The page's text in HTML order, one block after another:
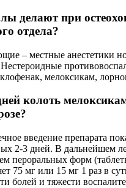
делают при
отдела?
– местные анестетики
мелоксикам,
колоть
введение препарата
2-3 дней. В дальнейшем
пероральных форм
75 мг или 15 мг 1 раз в
болей и тяжести